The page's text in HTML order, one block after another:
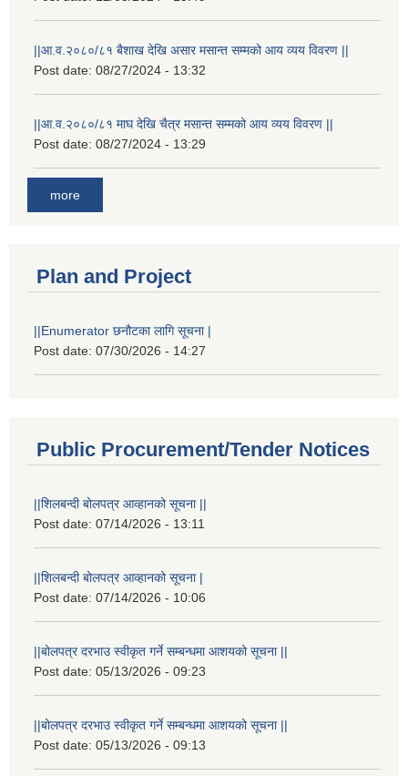
||आ.व.२०८०/८१ बैशाख देखि असार मसान्त सम्मको आय व्यय विवरण ||
Post date: 08/27/2024 - 13:32
||आ.व.२०८०/८१ माघ देखि चैत्र मसान्त सम्मको आय व्यय विवरण ||
Post date: 08/27/2024 - 13:29
more
Plan and Project
||Enumerator छनौटका लागि सूचना |
Post date: 07/30/2026 - 14:27
Public Procurement/Tender Notices
||शिलबन्दी बोलपत्र आव्हानको सूचना ||
Post date: 07/14/2026 - 13:11
||शिलबन्दी बोलपत्र आव्हानको सूचना |
Post date: 07/14/2026 - 10:06
||बोलपत्र दरभाउ स्वीकृत गर्ने सम्बन्धमा आशयको सूचना ||
Post date: 05/13/2026 - 09:23
||बोलपत्र दरभाउ स्वीकृत गर्ने सम्बन्धमा आशयको सूचना ||
Post date: 05/13/2026 - 09:13